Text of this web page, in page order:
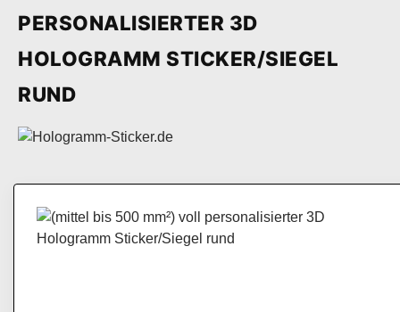
PERSONALISIERTER 3D
HOLOGRAMM STICKER/SIEGEL
RUND
Bildergalerie überspringen